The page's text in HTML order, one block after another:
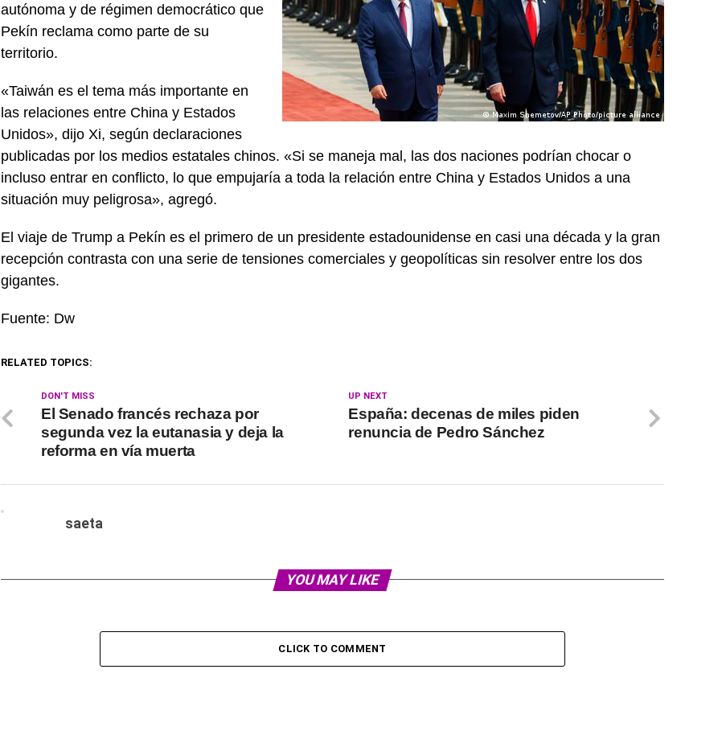
autónoma y de régimen democrático que
Pekín reclama como parte de su
territorio.
«Taiwán es el tema más importante en
las relaciones entre China y Estados
Unidos», dijo Xi, según declaraciones
publicadas por los medios estatales chinos. «Si se maneja mal, las dos naciones podrían chocar o
incluso entrar en conflicto, lo que empujaría a toda la relación entre China y Estados Unidos a una
situación muy peligrosa», agregó.
El viaje de Trump a Pekín es el primero de un presidente estadounidense en casi una década y la gran
recepción contrasta con una serie de tensiones comerciales y geopolíticas sin resolver entre los dos
gigantes.
Fuente: Dw
RELATED TOPICS:
UP NEXT
España: decenas de miles piden
renuncia de Pedro Sánchez
DON'T MISS
El Senado francés rechaza por
segunda vez la eutanasia y deja la
reforma en vía muerta
saeta
YOU MAY LIKE
CLICK TO COMMENT